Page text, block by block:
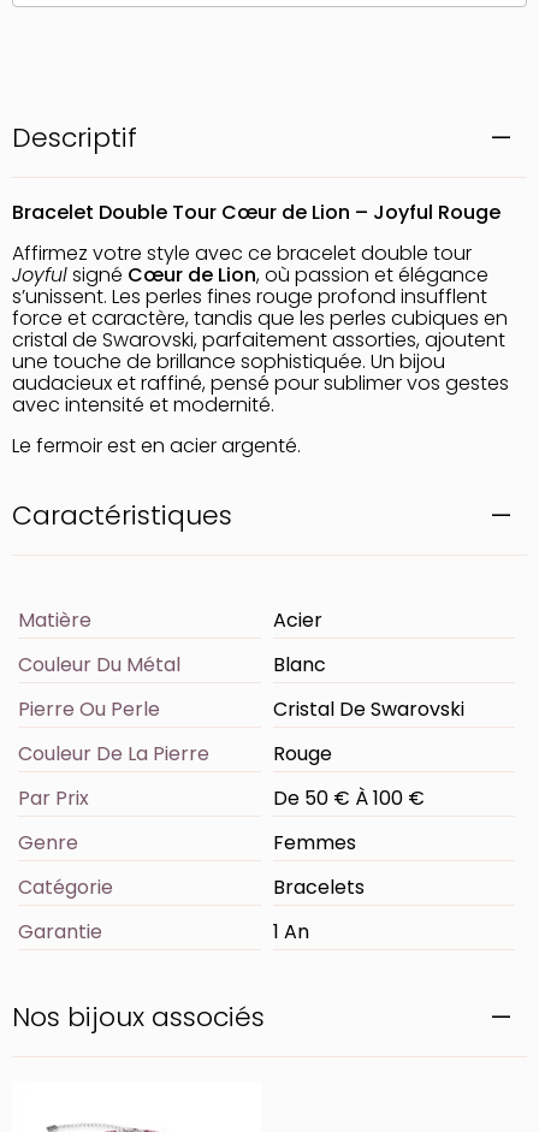
Descriptif
Bracelet Double Tour Cœur de Lion – Joyful Rouge
Affirmez votre style avec ce bracelet double tour
Joyfulsigné Cœur de Lion, où passion et élégance
s’unissent. Les perles fines rouge profond insufflent
force et caractère, tandis que les perles cubiques en
cristal de Swarovski, parfaitement assorties, ajoutent
une touche de brillance sophistiquée. Un bijou
audacieux et raffiné, pensé pour sublimer vos gestes
avec intensité et modernité.
Le fermoir est en acier argenté.
Caractéristiques
Matière
Acier
Couleur Du Métal
Blanc
Pierre Ou Perle
Cristal De Swarovski
Couleur De La Pierre
Rouge
Par Prix
De 50 € À 100 €
Genre
Femmes
Catégorie
Bracelets
Garantie
1 An
Nos bijoux associés